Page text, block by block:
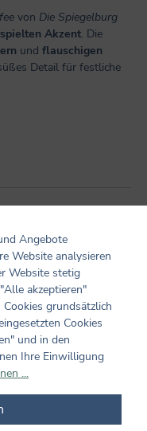
von Die Spiegelburg
Akzent. Die
und flauschigen
Detail für festliche
Metall Clip
Angebote
Website analysieren
Website stetig
akzeptieren"
grundsätzlich
Cookies
und in den
Ihre Einwilligung
...